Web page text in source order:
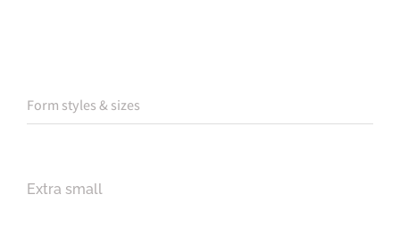
Form styles & sizes
Extra small